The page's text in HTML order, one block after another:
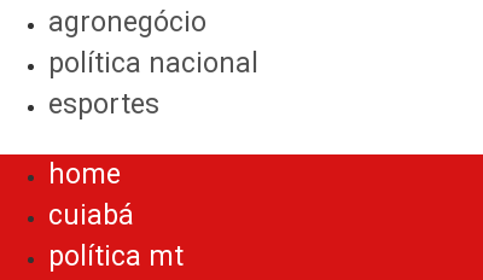
agronegócio
política nacional
esportes
home
cuiabá
política mt